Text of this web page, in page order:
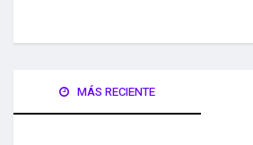
MÁS RECIENTE